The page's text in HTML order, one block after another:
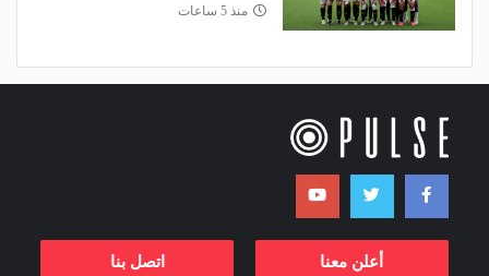
منذ 5 ساعات
أعلن معنا اتصل بنا